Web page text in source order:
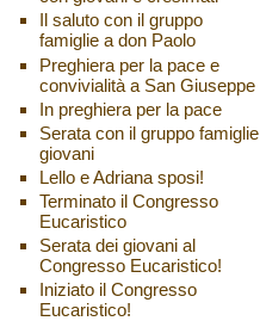
Il saluto con il gruppo
famiglie a don Paolo
Preghiera per la pace e
convivialità a San Giuseppe
In preghiera per la pace
Serata con il gruppo famiglie
giovani
Lello e Adriana sposi!
Terminato il Congresso
Eucaristico
Serata dei giovani al
Congresso Eucaristico!
Iniziato il Congresso
Eucaristico!